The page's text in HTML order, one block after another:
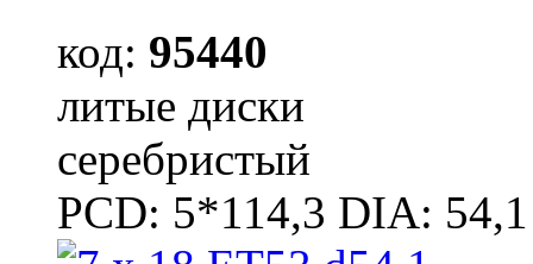
код: 95440
литые диски
серебристый
PCD: 5*114,3 DIA: 54,1